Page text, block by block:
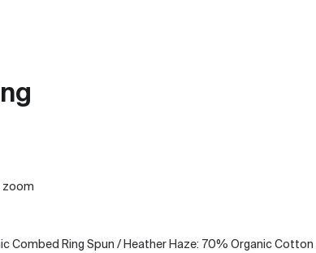
zoom
Combed Ring Spun / Heather Haze: 70% Organic